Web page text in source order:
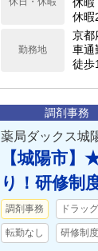
休暇
勤務地
京都
車通
徒歩
調剤事務
薬局ダックス城
【城陽市
り！研修制
調剤事務 ドラッ
転勤なし 研修制度